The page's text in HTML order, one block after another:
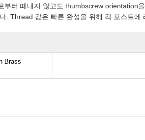
터 떼내지 않고도 thumbscrew orientation
. Thread 값은 빠른 완성을 위해 각 포스트에
Brass